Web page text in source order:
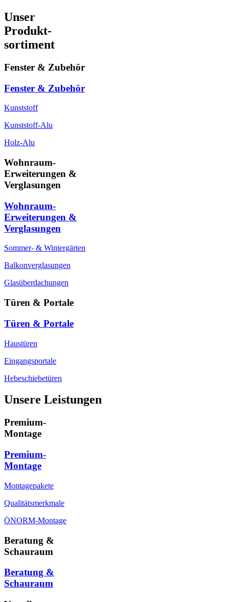
Unser
Produkt-
sortiment
Fenster & Zubehör
Fenster & Zubehör
Kunststoff
Kunststoff-Alu
Holz-Alu
Wohnraum-
Erweiterungen &
Verglasungen
Wohnraum-
Erweiterungen &
Verglasungen
Sommer- & Wintergärten
Balkonverglasungen
Glasüberdachungen
Türen & Portale
Türen & Portale
Haustüren
Eingangsportale
Hebeschiebetüren
Unsere Leistungen
Premium-
Montage
Premium-
Montage
Montagepakete
Qualitätsmerkmale
ÖNORM-Montage
Beratung &
Schauraum
Beratung &
Schauraum